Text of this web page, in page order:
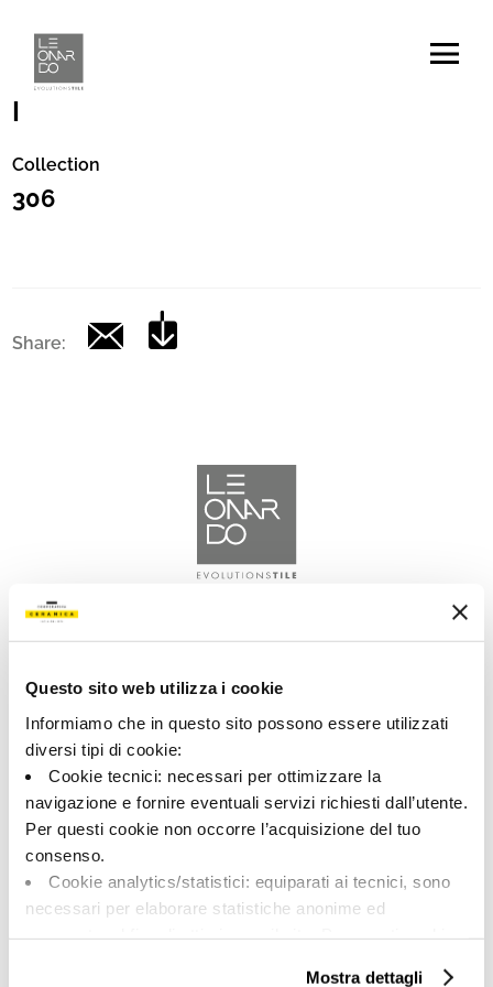
Questo sito web utilizza i cookie
Informiamo che in questo sito possono essere utilizzati
diversi tipi di cookie:
Cookie tecnici: necessari per ottimizzare la
navigazione e fornire eventuali servizi richiesti dall’utente.
Per questi cookie non occorre l’acquisizione del tuo
consenso.
Cookie analytics/statistici: equiparati ai tecnici, sono
necessari per elaborare statistiche anonime ed
Mostra dettagli
Codice
|
Collection
306
Share:
LEONARDO
COMPANY
COLLECTIONS